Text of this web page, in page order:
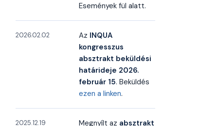
Események fül alatt.
2026.02.02 Az INQUA
kongresszus
absztrakt beküldési
határideje 2026.
február 15. Beküldés
ezen a linken.
2025.12.19 Megnyílt az absztrakt